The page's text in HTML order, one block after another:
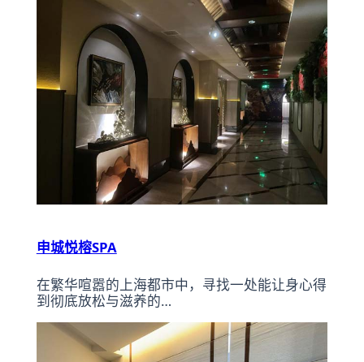
申城悦榕SPA
在繁华喧嚣的上海都市中，寻找一处能让身心得
到彻底放松与滋养的…